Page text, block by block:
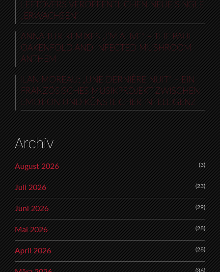
LEFTOVERS VERÖFFENTLICHEN NEUE SINGLE
„ERWACHSEN“
ANNA TUR REMIXES „I’M ALIVE“ – THE PAUL
OAKENFOLD AND INFECTED MUSHROOM
ANTHEM
ILAN MOREAU: „UNE DERNIÈRE NUIT“ – EIN
FRANZÖSISCHES MUSIKPROJEKT ZWISCHEN
EMOTION UND KÜNSTLICHER INTELLIGENZ
Archiv
August 2026 (3)
Juli 2026 (23)
Juni 2026 (29)
Mai 2026 (28)
April 2026 (28)
(36)